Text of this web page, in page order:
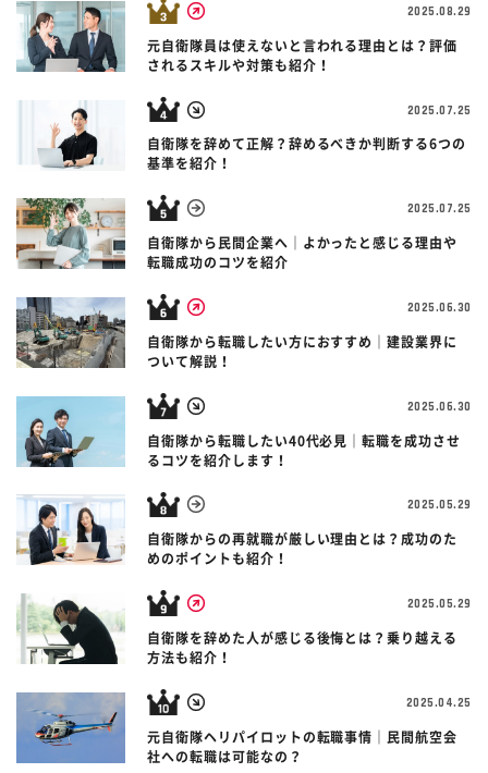
2025.08.29
元自衛隊員は使えないと言われる理由とは？評価
されるスキルや対策も紹介！
2025.07.25
自衛隊を辞めて正解？辞めるべきか判断する6つの
基準を紹介！
2025.07.25
自衛隊から民間企業へ｜よかったと感じる理由や
転職成功のコツを紹介
2025.06.30
自衛隊から転職したい方におすすめ｜建設業界に
ついて解説！
2025.06.30
自衛隊から転職したい40代必見｜転職を成功させ
るコツを紹介します！
2025.05.29
自衛隊からの再就職が厳しい理由とは？成功のた
めのポイントも紹介！
2025.05.29
自衛隊を辞めた人が感じる後悔とは？乗り越える
方法も紹介！
2025.04.25
元自衛隊ヘリパイロットの転職事情｜民間航空会
社への転職は可能なの？